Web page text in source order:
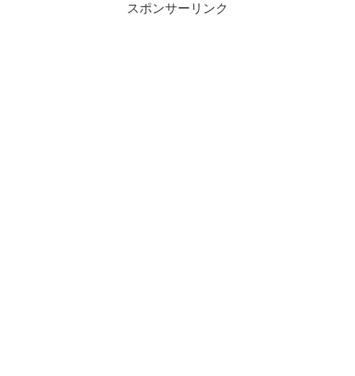
スポンサーリンク